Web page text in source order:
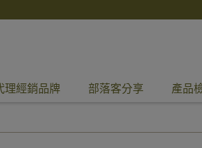
理經銷品牌 部落客分享 產品